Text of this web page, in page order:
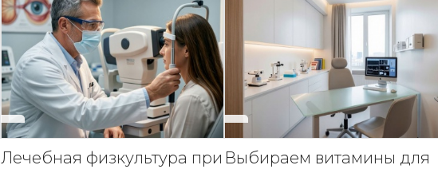
Лечебная физкультура при Выбираем витамины для